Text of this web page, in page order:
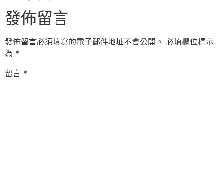
發佈留言
發佈留言必須填寫的電子郵件地址不會公開。 必填欄位標示
為 *
留言 *